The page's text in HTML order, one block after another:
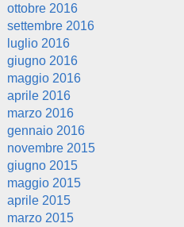
ottobre 2016
settembre 2016
luglio 2016
giugno 2016
maggio 2016
aprile 2016
marzo 2016
gennaio 2016
novembre 2015
giugno 2015
maggio 2015
aprile 2015
marzo 2015